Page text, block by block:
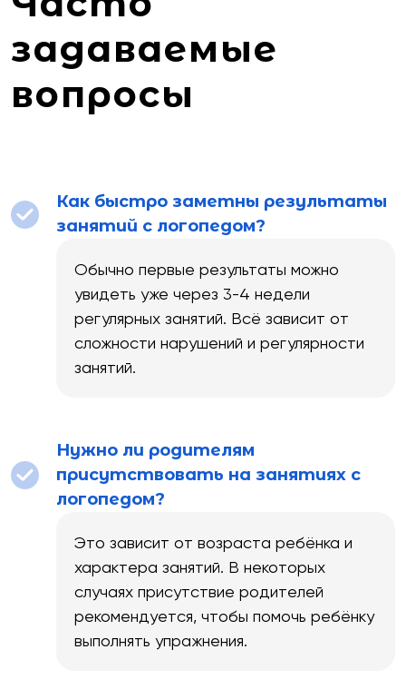
задаваемые
вопросы
Как быстро заметны результаты
занятий с логопедом?
Обычно первые результаты можно
увидеть уже через 3-4 недели
регулярных занятий. Всё зависит от
сложности нарушений и регулярности
занятий.
Нужно ли родителям
присутствовать на занятиях с
логопедом?
Это зависит от возраста ребёнка и
характера занятий. В некоторых
случаях присутствие родителей
рекомендуется, чтобы помочь ребёнку
выполнять упражнения.